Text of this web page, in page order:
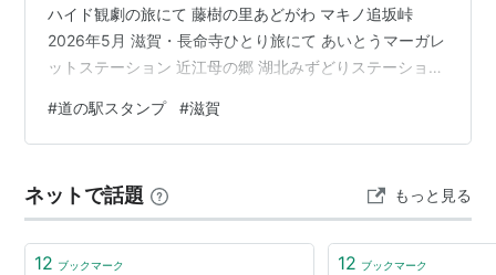
ハイド観劇の旅にて 藤樹の里あどがわ マキノ追坂峠
2026年5月 滋賀・長命寺ひとり旅にて あいとうマーガレ
ットステーション 近江母の郷 湖北みずどりステーション
浅井三姉妹の郷 2026年5月 大阪・施福寺＆交野山ひとり
旅にて くつき新本陣 のこり あいの土山 しんあさひ風車
奥永源寺渓流の里 こんぜの里りっとう
#道の駅スタンプ #滋賀
ネットで話題 もっと見る
12 ブックマーク 12 ブックマーク